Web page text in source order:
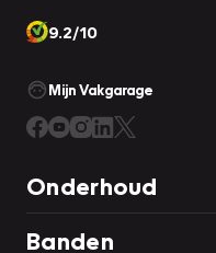
9.2/10
Mijn Vakgarage
Onderhoud
Banden